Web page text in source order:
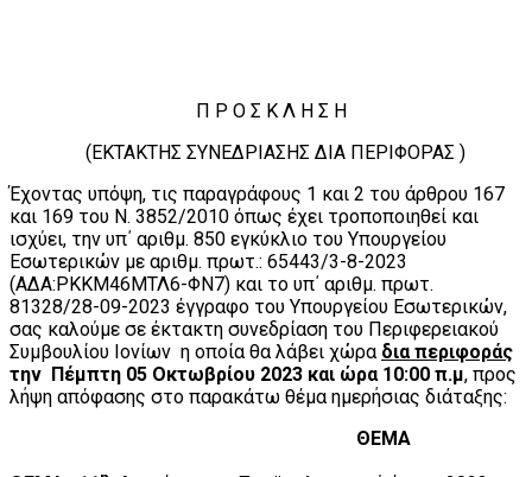
Π Ρ Ο Σ Κ Λ Η Σ Η
(ΕΚΤΑΚΤΗΣ ΣΥΝΕΔΡΙΑΣΗΣ ΔΙΑ ΠΕΡΙΦΟΡΑΣ )
Έχοντας υπόψη, τις παραγράφους 1 και 2 του άρθρου 167
και 169 του Ν. 3852/2010 όπως έχει τροποποιηθεί και
ισχύει, την υπ΄ αριθμ. 850 εγκύκλιο του Υπουργείου
Εσωτερικών με αριθμ. πρωτ.: 65443/3-8-2023
(ΑΔΑ:ΡΚΚΜ46ΜΤΛ6-ΦΝ7) και το υπ΄ αριθμ. πρωτ.
81328/28-09-2023 έγγραφο του Υπουργείου Εσωτερικών,
σας καλούμε σε έκτακτη συνεδρίαση του Περιφερειακού
Συμβουλίου Ιονίων η οποία θα λάβει χώρα δια περιφοράς
την Πέμπτη 05 Οκτωβρίου 2023 και ώρα 10:00 π.μ, προς
λήψη απόφασης στο παρακάτω θέμα ημερήσιας διάταξης:
ΘΕΜΑ